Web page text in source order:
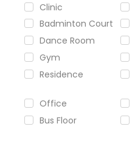
Clinic
Badminton Court
Dance Room
Gym
Residence
Office
Bus Floor